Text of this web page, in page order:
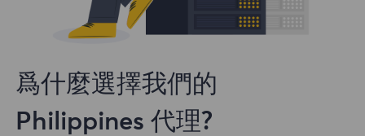
爲什麼選擇我們的
Philippines 代理?